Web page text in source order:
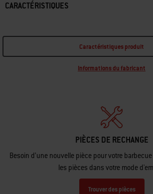
CARACTÉRISTIQUES
Caractéristiques produit
Informations du fabricant
PIÈCES DE RECHANGE
Besoin d’une nouvelle pièce pour votre
les pièces dans votre mode
Trouver des pièces